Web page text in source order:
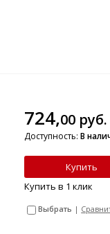
724,00 руб.
Доступность:В
Купить
Купить в 1 клик
Выбрать |